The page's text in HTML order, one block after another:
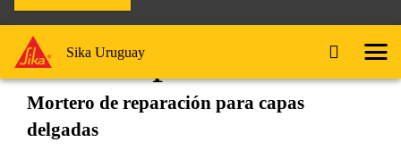
Sika Uruguay
SikaTop®-121
Mortero de reparación para capas
delgadas